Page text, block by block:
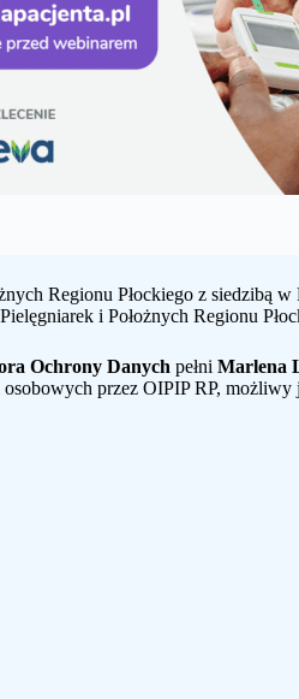
Regionu Płockiego z siedzibą
i Położnych Regionu
Ochrony Danych pełniMarlena
przez OIPIP RP,